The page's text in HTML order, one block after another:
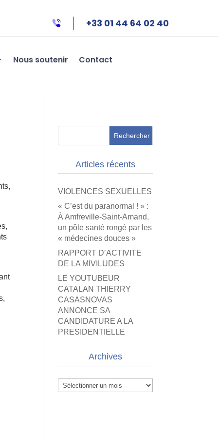
+33 01 44 64 02 40
Nous soutenir Contact
Articles récents
VIOLENCES SEXUELLES
« C’est du paranormal ! » :
À Amfreville-Saint-Amand,
un pôle santé rongé par les
« médecines douces »
RAPPORT D’ACTIVITE
DE LA MIVILUDES
LE YOUTUBEUR
CATALAN THIERRY
CASASNOVAS
ANNONCE SA
CANDIDATURE A LA
PRESIDENTIELLE
Archives
Archives